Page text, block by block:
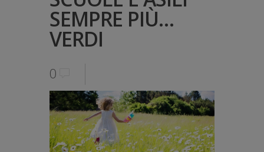
SEMPRE PIÙ…
VERDI
0